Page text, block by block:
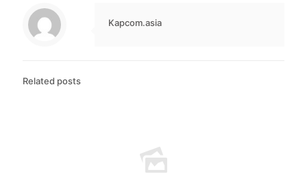
Kapcom.asia
Related posts